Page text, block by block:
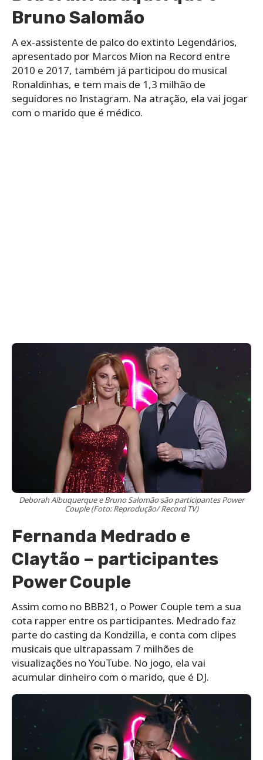
Bruno Salomão
A ex-assistente de palco do extinto Legendários,
apresentado por Marcos Mion na Record entre
2010 e 2017, também já participou do musical
Ronaldinhas, e tem mais de 1,3 milhão de
seguidores no Instagram. Na atração, ela vai jogar
com o marido que é médico.
Deborah Albuquerque e Bruno Salomão são participantes Power
Couple (Foto: Reprodução/ Record TV)
Fernanda Medrado e
Claytão – participantes
Power Couple
Assim como no BBB21, o Power Couple tem a sua
cota rapper entre os participantes. Medrado faz
parte do casting da Kondzilla, e conta com clipes
musicais que ultrapassam 7 milhões de
visualizações no YouTube. No jogo, ela vai
acumular dinheiro com o marido, que é DJ.